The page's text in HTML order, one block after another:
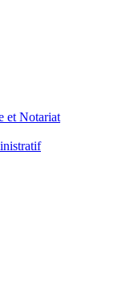
et Notariat